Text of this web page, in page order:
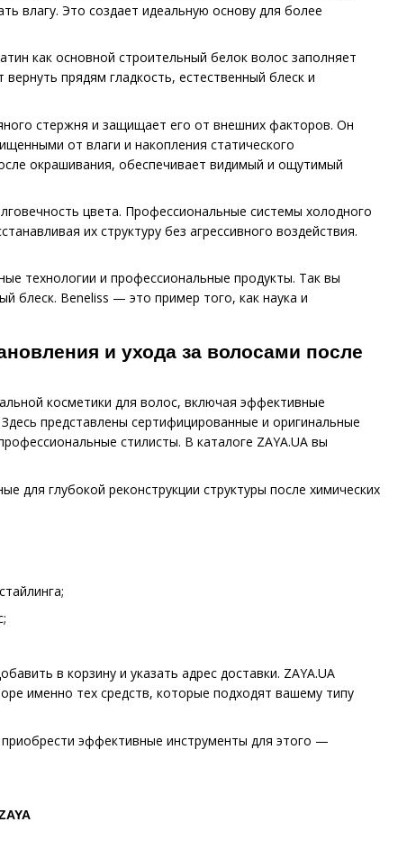
влагу. Это создает идеальную основу для более
как основной строительный белок волос заполняет
прядям гладкость, естественный блеск и
стержня и защищает его от внешних факторов. Он
от влаги и накопления статического
окрашивания, обеспечивает видимый и ощутимый
цвета. Профессиональные системы холодного
их структуру без агрессивного воздействия.
технологии и профессиональные продукты. Так вы
блеск. Beneliss — это пример того, как наука и
и ухода за волосами после
косметики для волос, включая эффективные
представлены сертифицированные и оригинальные
стилисты. В каталоге ZAYA.UA вы
для глубокой реконструкции структуры после химических
в корзину и указать адрес доставки. ZAYA.UA
именно тех средств, которые подходят вашему типу
эффективные инструменты для этого —